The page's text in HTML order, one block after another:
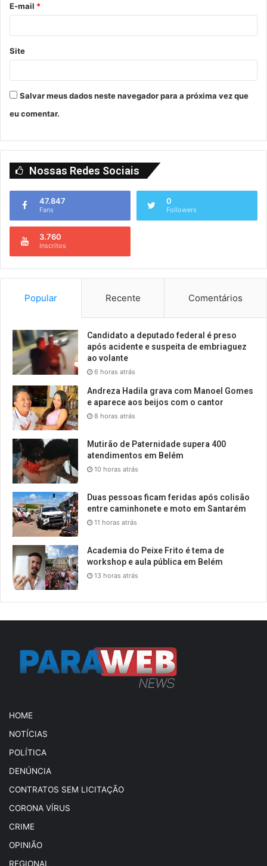
E-mail *
Site
Salvar meus dados neste navegador para a próxima vez que
eu comentar.
Nossas Redes Sociais
47.847
Fans
0
Followers
3.760
Inscritos
Popular Recente Comentários
Candidato a deputado federal é preso
após acidente e suspeita de embriaguez
ao volante
6 horas atrás
Andreza Hadila grava com Manoel Gomes
e aparece aos beijos com o cantor
8 horas atrás
Mutirão de Paternidade supera 400
atendimentos em Belém
10 horas atrás
Duas pessoas ficam feridas após colisão
entre caminhonete e moto em Santarém
11 horas atrás
Academia do Peixe Frito é tema de
workshop e aula pública em Belém
13 horas atrás
HOME
NOTÍCIAS
POLÍTICA
DENÚNCIA
CONTRATOS SEM LICITAÇÃO
CORONA VÍRUS
CRIME
OPINIÃO
REGIONAL